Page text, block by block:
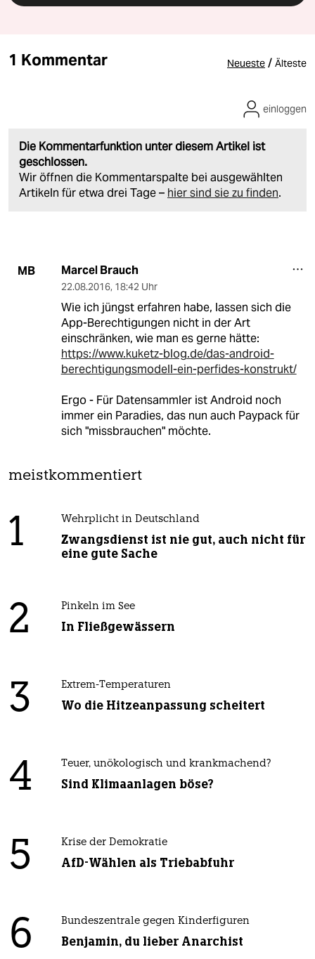
1 Kommentar Neueste / Älteste
Die Kommentarfunktion unter diesem Artikel ist
geschlossen.
Wir öffnen die Kommentarspalte bei ausgewählten
Artikeln für etwa drei Tage – hier sind sie zu finden.
einloggen
MB Marcel Brauch
22.08.2016, 18:42 Uhr
Wie ich jüngst erfahren habe, lassen sich die
App-Berechtigungen nicht in der Art
einschränken, wie man es gerne hätte:
https://www.kuketz-blog.de/das-android-
berechtigungsmodell-ein-perfides-konstrukt/
Ergo - Für Datensammler ist Android noch
immer ein Paradies, das nun auch Paypack für
sich "missbrauchen" möchte.
meistkommentiert
1 Wehrplicht in Deutschland
Zwangsdienst ist nie gut, auch nicht für
eine gute Sache
2 Pinkeln im See
In Fließgewässern
3 Extrem-Temperaturen
Wo die Hitzeanpassung scheitert
4 Teuer, unökologisch und krankmachend?
Sind Klimaanlagen böse?
5 Krise der Demokratie
AfD-Wählen als Triebabfuhr
6 Bundeszentrale gegen Kinderfiguren
Benjamin, du lieber Anarchist